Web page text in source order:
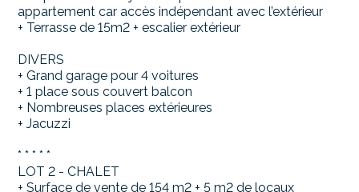
appartement car accès indépendant avec l’extérieur
+ Terrasse de 15m2 + escalier extérieur
DIVERS
+ Grand garage pour 4 voitures
+ 1 place sous couvert balcon
+ Nombreuses places extérieures
+ Jacuzzi
* * * * *
LOT 2 - CHALET
+ Surface de vente de 154 m2 + 5 m2 de locaux